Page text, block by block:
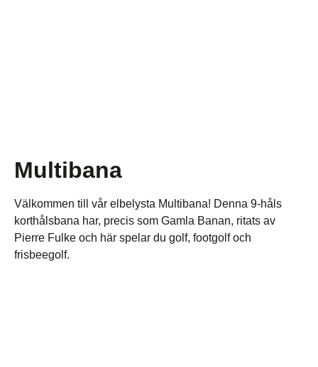
Multibana
Välkommen till vår elbelysta Multibana! Denna 9-håls
korthålsbana har, precis som Gamla Banan, ritats av
Pierre Fulke och här spelar du golf, footgolf och
frisbeegolf.